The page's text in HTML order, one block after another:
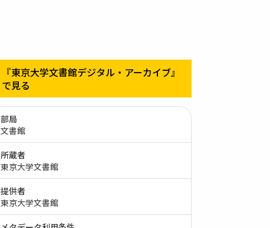
『東京大学文書館デジタル・アーカイブ』
で見る
部局
文書館
所蔵者
東京大学文書館
提供者
東京大学文書館